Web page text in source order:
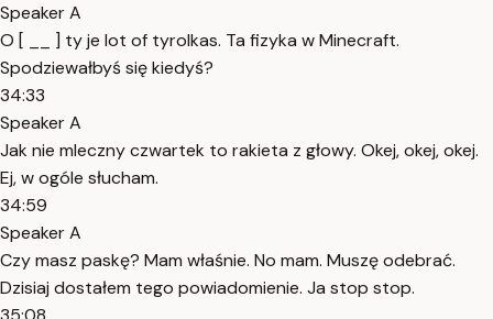
Speaker A
O [ __ ] ty je lot of tyrolkas. Ta fizyka w Minecraft.
Spodziewałbyś się kiedyś?
34:33
Speaker A
Jak nie mleczny czwartek to rakieta z głowy. Okej, okej, okej.
Ej, w ogóle słucham.
34:59
Speaker A
Czy masz paskę? Mam właśnie. No mam. Muszę odebrać.
Dzisiaj dostałem tego powiadomienie. Ja stop stop.